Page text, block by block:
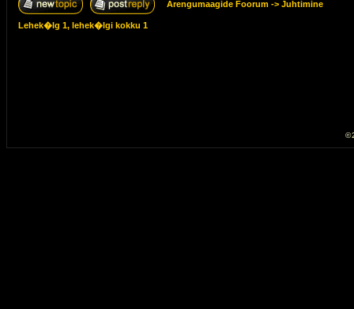
Arengumaagide Foorum -> Juhtimine
Lehek�lg 1, lehek�lgi kokku 1
©